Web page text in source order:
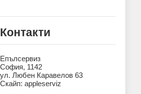
Контакти
Епълсервиз
София, 1142
ул. Любен Каравелов 63
Скайп: appleserviz